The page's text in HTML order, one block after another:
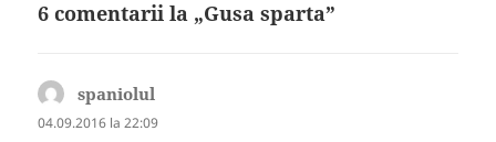
6 comentarii la „Gusa sparta”
spaniolul
04.09.2016 la 22:09